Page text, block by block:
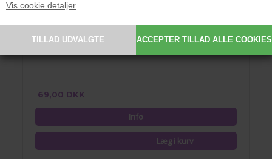
Vis cookie detaljer
69,00 DKK